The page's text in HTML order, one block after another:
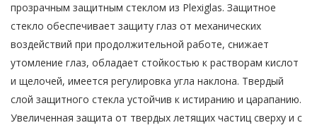
прозрачным защитным стеклом из Plexiglas. Защитное
стекло обеспечивает защиту глаз от механических
воздействий при продолжительной работе, снижает
утомление глаз, обладает стойкостью к растворам кислот
и щелочей, имеется регулировка угла наклона. Твердый
слой защитного стекла устойчив к исти­ранию и царапанию.
Увеличенная защита от твердых летящих частиц сверху и с